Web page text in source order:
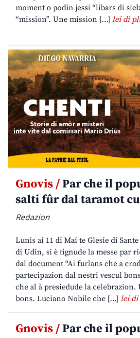
moment o podin jessi “libars di
“mission”. Une mission […] lei di
Gnovis /Par che il
salti fûr dal taramot
Redazion
Lunis ai 11 di Mai te Glesie di
di Udin, si è tignude la messe par
dal document “Ai furlans che a
partecipazion dal nestri vescul
che al à presiedude la celebrazion.
bons. Luciano Nobile che […] lei di
Gnovis /Par che il